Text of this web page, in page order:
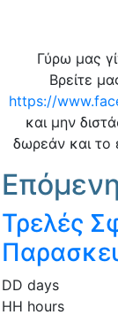
Γύρω μας
Βρείτε
https://
και μην
δωρεάν και το
Τρελές
DD days
HH hours